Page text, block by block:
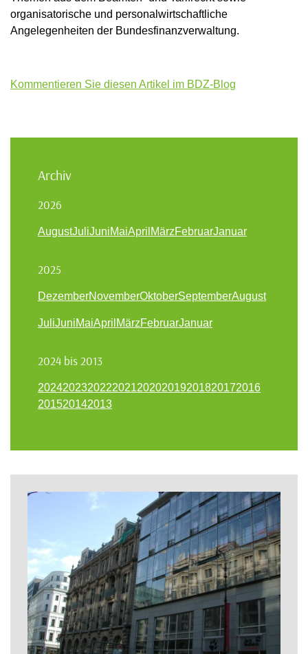
organisatorische und personalwirtschaftliche
Angelegenheiten der Bundesfinanzverwaltung.
Kommentieren Sie diesen Artikel im BDZ-Blog
Archiv
2026
AugustJuliJuniMaiApril MärzFebruarJanuar
2025
DezemberNovemberOktoberSeptemberAugust
JuliJuniMaiApril MärzFebruarJanuar
2024 bis 2013
202420232022202120202019201820172016
201520142013